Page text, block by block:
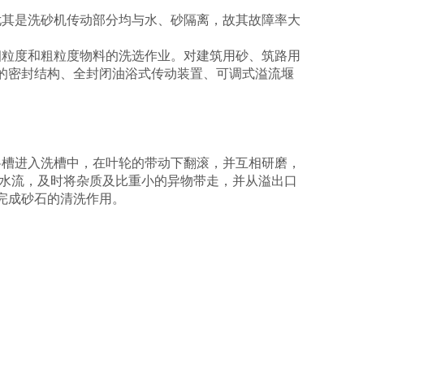
是洗砂机传动部分均与水、砂隔离，故其故障率大
度和粗粒度物料的洗选作业。对建筑用砂、筑路用
封结构、全封闭油浴式传动装置、可调式溢流堰
进入洗槽中，在叶轮的带动下翻滚，并互相研磨，
流，及时将杂质及比重小的异物带走，并从溢出口
砂石的清洗作用。